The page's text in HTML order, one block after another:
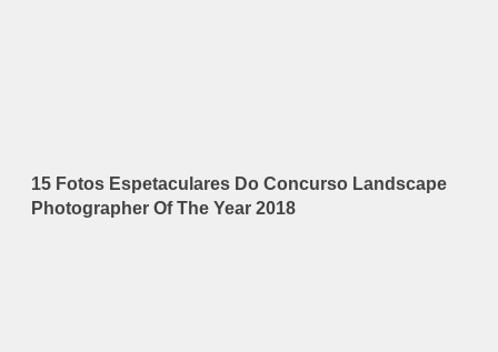
15 Fotos Espetaculares Do Concurso Landscape
Photographer Of The Year 2018